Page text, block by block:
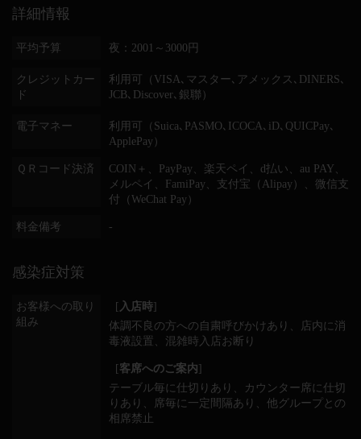
詳細情報
平均予算 夜：2001～3000円
クレジットカー
ド
利用可（VISA､マスター､アメックス､DINERS､
JCB､Discover､銀聯）
電子マネー
利用可（Suica､PASMO､ICOCA､iD､QUICPay､
ApplePay）
ＱＲコード決済
COIN＋、PayPay、楽天ペイ、d払い、au PAY、
メルペイ、FamiPay、支付宝（Alipay）、微信支
付（WeChat Pay）
料金備考 -
感染症対策
お客様への取り
組み
[ 入店時]
体調不良の方への自粛呼びかけあり
店内に消
毒液設置
混雑時入店お断り
[客席へのご案内]
テーブル毎に仕切りあり
カウンター席に仕切
りあり
席毎に一定間隔あり
他グループとの
相席禁止